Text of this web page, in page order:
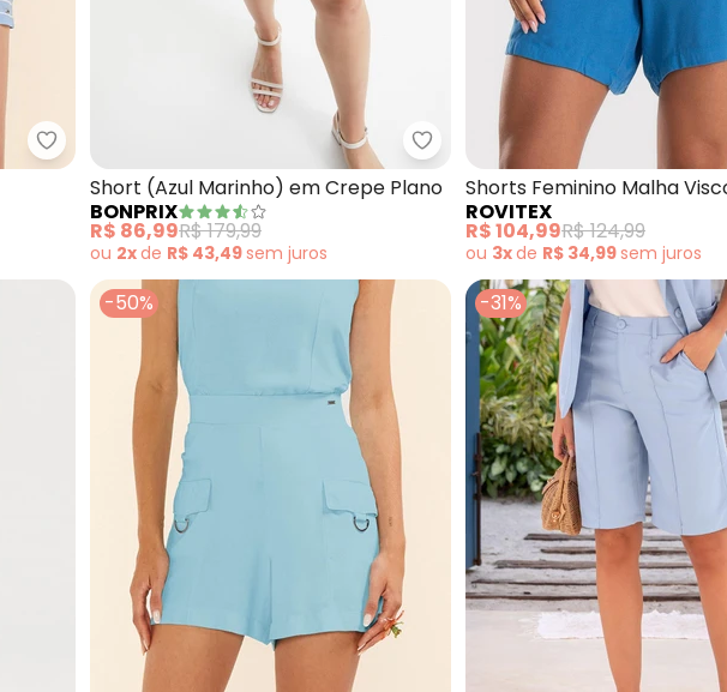
Marialícia - Short Saia Feminino Listrado Transpasse (Azul)
bonprix - Short (Azul Marinho)
Short (Azul Marinho) em Crepe Plano
BONPRIX
R$ 86,99R$ 179,99
ou 2xde R$ 43,49sem juros
Shorts Feminino Malha
ROVITEX
R$ 104,99R$ 124,99
ou 3xde R$ 34,99sem juros
-50% -31%